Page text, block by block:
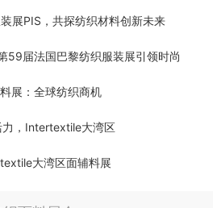
展PIS，共探纺织材料创新未来
59届法国巴黎纺织服装展引领时尚
展：全球纺织商机
，Intertextile大湾区
大湾区面辅料展